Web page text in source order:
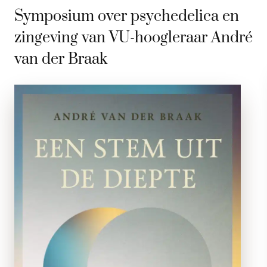
Symposium over psychedelica en
zingeving van VU-hoogleraar André
van der Braak